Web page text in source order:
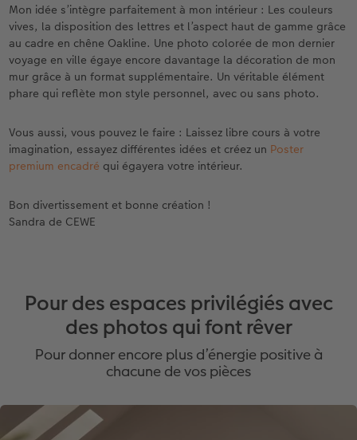
Mon idée s’intègre parfaitement à mon intérieur : Les couleurs
vives, la disposition des lettres et l’aspect haut de gamme grâce
au cadre en chêne Oakline. Une photo colorée de mon dernier
voyage en ville égaye encore davantage la décoration de mon
mur grâce à un format supplémentaire. Un véritable élément
phare qui reflète mon style personnel, avec ou sans photo.
Vous aussi, vous pouvez le faire : Laissez libre cours à votre
imagination, essayez différentes idées et créez un Poster
premium encadré qui égayera votre intérieur.
Bon divertissement et bonne création !
Sandra de CEWE
Pour des espaces privilégiés avec
des photos qui font rêver
Pour donner encore plus d’énergie positive à
chacune de vos pièces